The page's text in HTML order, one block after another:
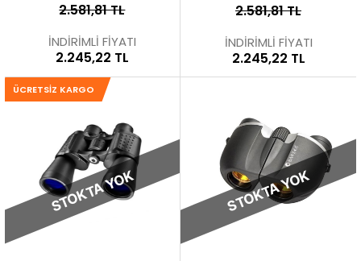
2.581,81 TL
İNDİRİMLİ FİYATI
2.245,22 TL
2.581,81 TL
İNDİRİMLİ FİYATI
2.245,22 TL
STOKTA YOK
ÜCRETSIZ KARGO
STOKTA YOK